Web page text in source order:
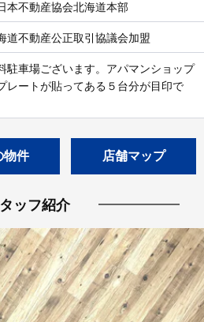
本不動産協会北海道本部
道不動産公正取引協議会加盟
駐車場ございます。アパマンショップ
レートが貼ってある５台分が目印で
物件 店舗マップ
ッフ紹介